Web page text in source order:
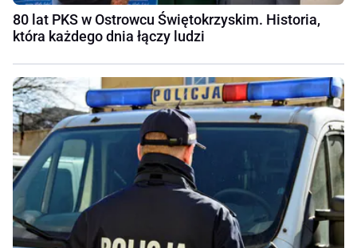
80 lat PKS w Ostrowcu Świętokrzyskim. Historia,
która każdego dnia łączy ludzi